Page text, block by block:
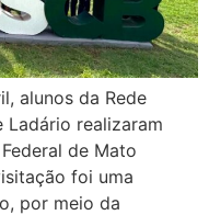
alunos da Rede
Ladário realizaram
de Mato
foi uma
por meio da